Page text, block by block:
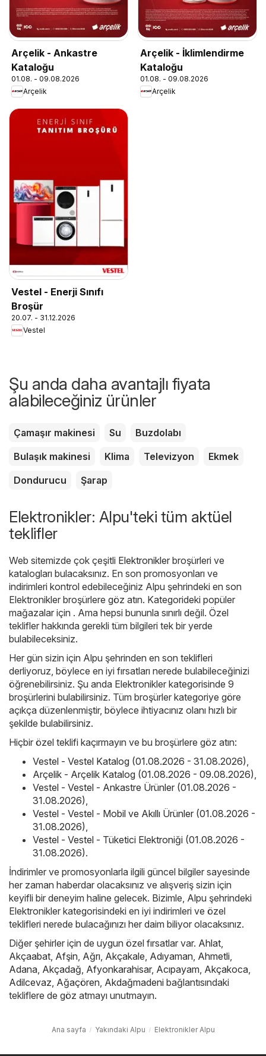
Arçelik - Ankastre
Kataloğu
01.08. - 09.08.2026
Arçelik
Arçelik - İklimlendirme
Kataloğu
01.08. - 09.08.2026
Arçelik
Vestel - Enerji Sınıfı
Broşür
20.07. - 31.12.2026
Vestel
Şu anda daha avantajlı fiyata
alabileceğiniz ürünler
Çamaşır makinesi Su
Buzdolabı
Bulaşık makinesi
Klima Televizyon
Ekmek
Dondurucu
Şarap
Elektronikler: Alpu'teki tüm aktüel
teklifler
Web sitemizde çok çeşitli Elektronikler broşürleri ve
katalogları bulacaksınız. En son promosyonları ve
indirimleri kontrol edebileceğiniz Alpu şehrindeki en son
Elektronikler broşürlere göz atın. Kategorideki popüler
mağazalar için . Ama hepsi bununla sınırlı değil. Özel
teklifler hakkında gerekli tüm bilgileri tek bir yerde
bulabileceksiniz.
Her gün sizin için Alpu şehrinden en son teklifleri
derliyoruz, böylece en iyi fırsatları nerede bulabileceğinizi
öğrenebilirsiniz. Şu anda Elektronikler kategorisinde 9
broşürlerini bulabilirsiniz. Tüm broşürler kategoriye göre
açıkça düzenlenmiştir, böylece ihtiyacınız olanı hızlı bir
şekilde bulabilirsiniz.
Hiçbir özel teklifi kaçırmayın ve bu broşürlere göz atın:
Vestel - Vestel Katalog (01.08.2026 - 31.08.2026)
Arçelik - Arçelik Katalog (01.08.2026 - 09.08.2026)
Vestel - Vestel - Ankastre Ürünler (01.08.2026 -
31.08.2026)
Vestel - Vestel - Mobil ve Akıllı Ürünler (01.08.2026 -
31.08.2026)
Vestel - Vestel - Tüketici Elektroniği (01.08.2026 -
31.08.2026).
İndirimler ve promosyonlarla ilgili güncel bilgiler sayesinde
her zaman haberdar olacaksınız ve alışveriş sizin için
keyifli bir deneyim haline gelecek. Bizimle, Alpu şehrindeki
Elektronikler kategorisindeki en iyi indirimleri ve özel
teklifleri nerede bulacağınızı her daim biliyor olacaksınız.
Diğer şehirler için de uygun özel fırsatlar var. Ahlat
Akçaabat Afşin Ağrı Akçakale Adıyaman Ahmetli
Adana Akçadağ Afyonkarahisar, Acıpayam Akçakoca
Adilcevaz Ağaçören Akdağmadeni bağlantısındaki
tekliflere de göz atmayı unutmayın.
Ana sayfa Yakındaki Alpu Elektronikler Alpu